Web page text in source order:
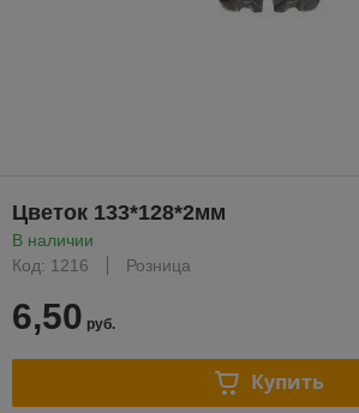
Цветок 133*128*2мм
В наличии
Код: 1216
Розница
6,50 руб.
Купить